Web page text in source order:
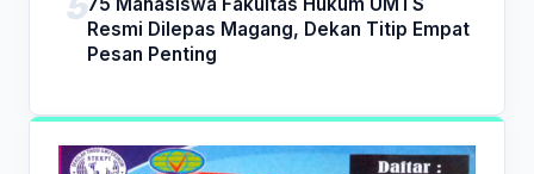
75 Mahasiswa Fakultas Hukum UMTS
Resmi Dilepas Magang, Dekan Titip Empat
Pesan Penting